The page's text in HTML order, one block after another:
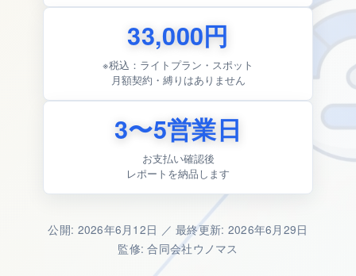
33,000円
※税込：ライトプラン・スポット
月額契約・縛りはありません
3〜5営業日
お支払い確認後
レポートを納品します
公開: 2026年6月12日 ／ 最終更新: 2026年6月29日
監修: 合同会社ウノマス